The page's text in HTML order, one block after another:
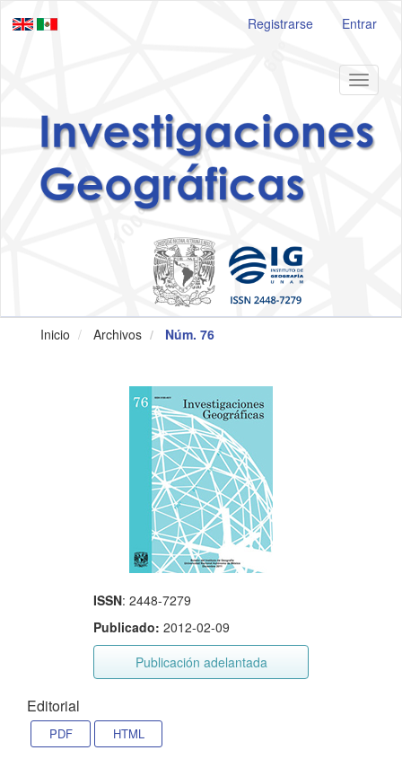
principal
Registrarse Entrar
Toggle
Inicio Archivos Núm. 76
ISSN: 2448-7279
Publicado: 2012-02-09
Publicación adelantada
Editorial
PDF HTML